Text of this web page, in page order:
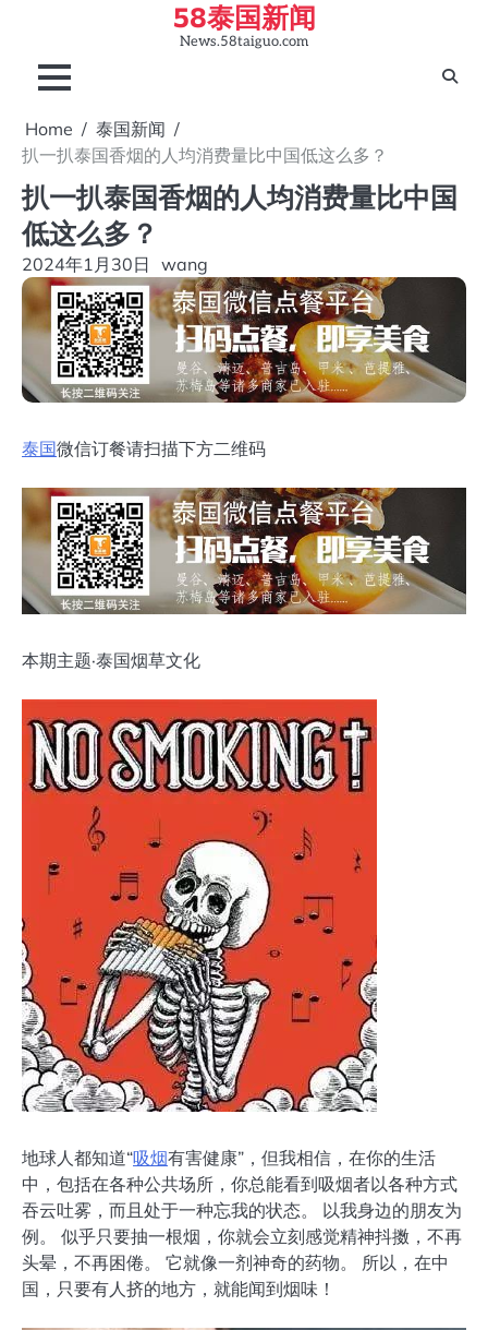
content
58泰国新闻
News.58taiguo.com
Home
泰国新闻
扒一扒泰国香烟的人均消费量比中国低这么多？
扒一扒泰国香烟的人均消费量比中国
低这么多？
2024年1月30日 wang
泰国微信订餐请扫描下方二维码
本期主题·泰国烟草文化
地球人都知道“吸烟有害健康”，但我相信，在你的生活
中，包括在各种公共场所，你总能看到吸烟者以各种方式
吞云吐雾，而且处于一种忘我的状态。 以我身边的朋友为
例。 似乎只要抽一根烟，你就会立刻感觉精神抖擞，不再
头晕，不再困倦。 它就像一剂神奇的药物。 所以，在中
国，只要有人挤的地方，就能闻到烟味！